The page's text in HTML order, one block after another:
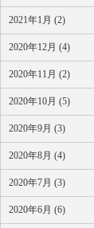
2021年1月 (2)
2020年12月 (4)
2020年11月 (2)
2020年10月 (5)
2020年9月 (3)
2020年8月 (4)
2020年7月 (3)
2020年6月 (6)